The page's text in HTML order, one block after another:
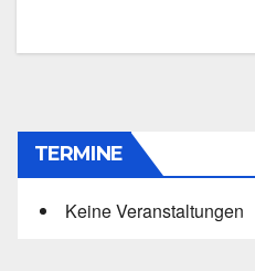
TERMINE
Keine Veranstaltungen